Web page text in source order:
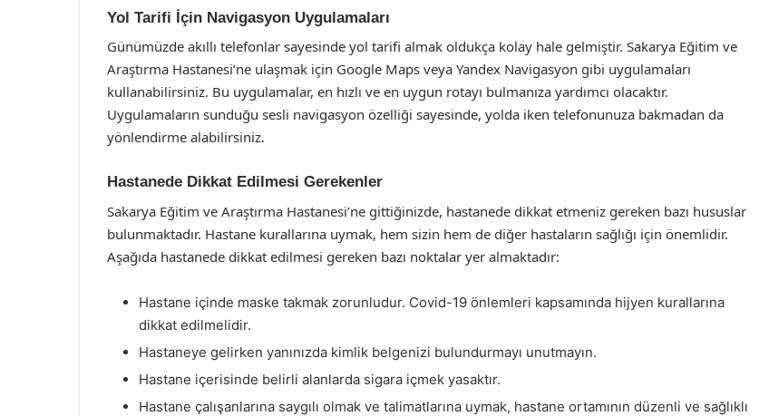
Yol Tarifi İçin Navigasyon Uygulamaları
Günümüzde akıllı telefonlar sayesinde yol tarifi almak oldukça kolay hale gelmiştir. Sakarya Eğitim ve
Araştırma Hastanesi’ne ulaşmak için Google Maps veya Yandex Navigasyon gibi uygulamaları
kullanabilirsiniz. Bu uygulamalar, en hızlı ve en uygun rotayı bulmanıza yardımcı olacaktır.
Uygulamaların sunduğu sesli navigasyon özelliği sayesinde, yolda iken telefonunuza bakmadan da
yönlendirme alabilirsiniz.
Hastanede Dikkat Edilmesi Gerekenler
Sakarya Eğitim ve Araştırma Hastanesi’ne gittiğinizde, hastanede dikkat etmeniz gereken bazı hususlar
bulunmaktadır. Hastane kurallarına uymak, hem sizin hem de diğer hastaların sağlığı için önemlidir.
Aşağıda hastanede dikkat edilmesi gereken bazı noktalar yer almaktadır:
Hastane içinde maske takmak zorunludur. Covid-19 önlemleri kapsamında hijyen kurallarına
dikkat edilmelidir.
Hastaneye gelirken yanınızda kimlik belgenizi bulundurmayı unutmayın.
Hastane içerisinde belirli alanlarda sigara içmek yasaktır.
Hastane çalışanlarına saygılı olmak ve talimatlarına uymak, hastane ortamının düzenli ve sağlıklı